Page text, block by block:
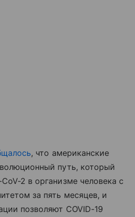
, что американские
путь, который
2 в организме человека с
за пять месяцев, и
позволяют COVID-19